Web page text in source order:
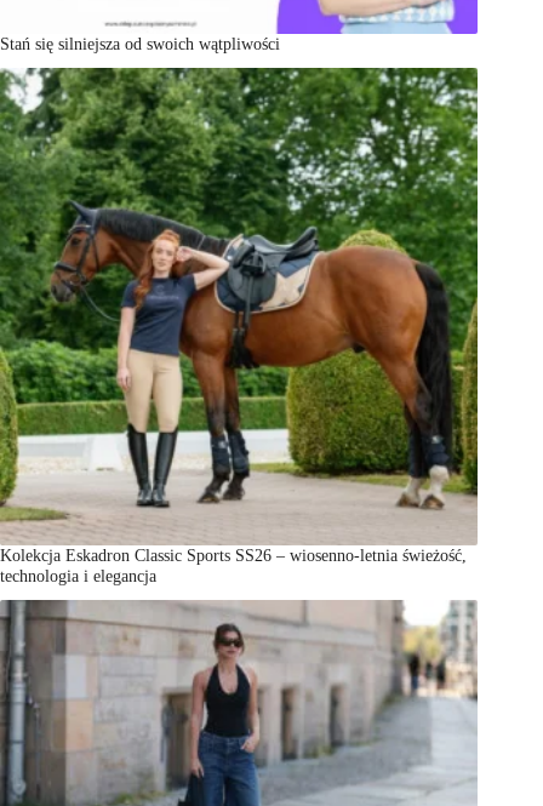
Stań się silniejsza od swoich wątpliwości
Kolekcja Eskadron Classic Sports SS26 – wiosenno-letnia świeżość,
technologia i elegancja